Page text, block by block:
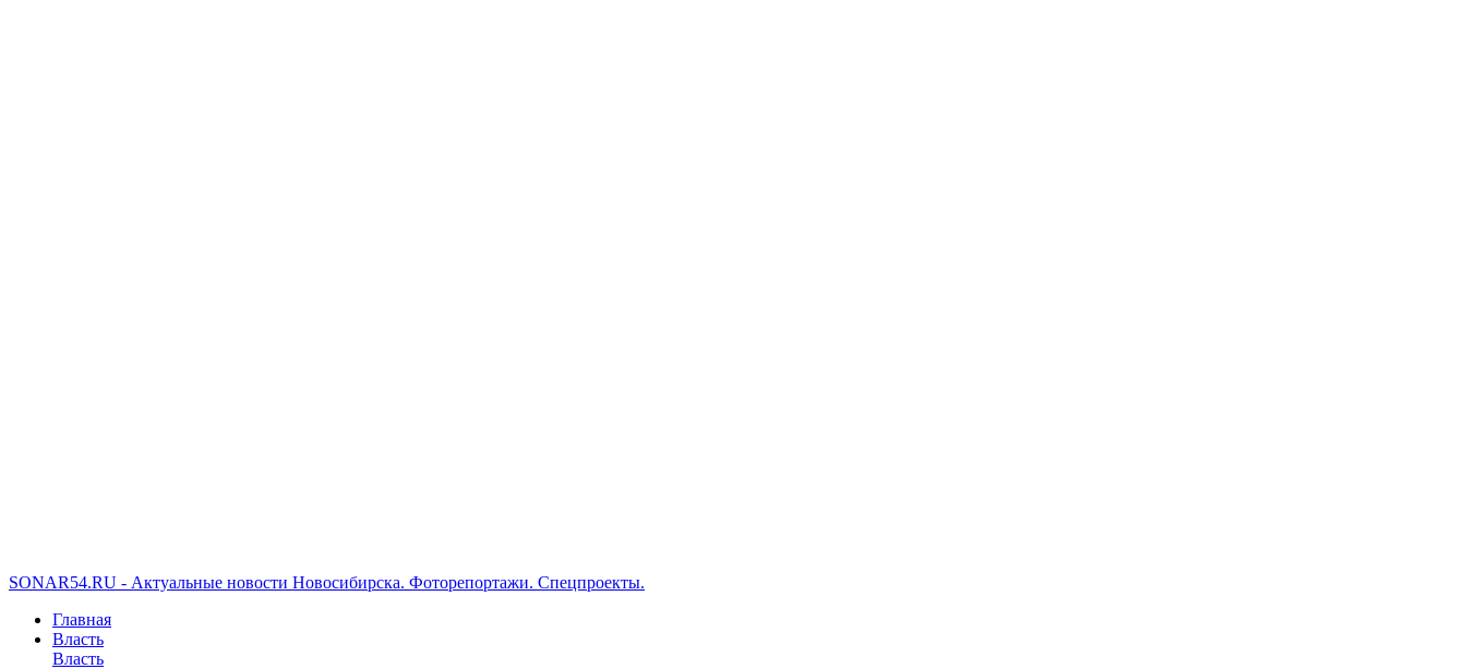
SONAR54.RU - Актуальные новости Новосибирска. Фоторепортажи. Спецпроекты.
Главная
Власть
Власть